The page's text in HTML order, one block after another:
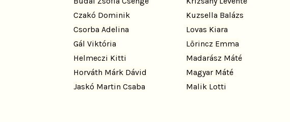
Czakó Dominik
Csorba Adelina
Gál Viktória
Helmeczi Kitti
Horváth Márk Dávid
Jaskó Martin Csaba
Kuzsella Balázs
Lovas Kiara
Lőrincz Emma
Madarász Máté
Magyar Máté
Malik Lotti